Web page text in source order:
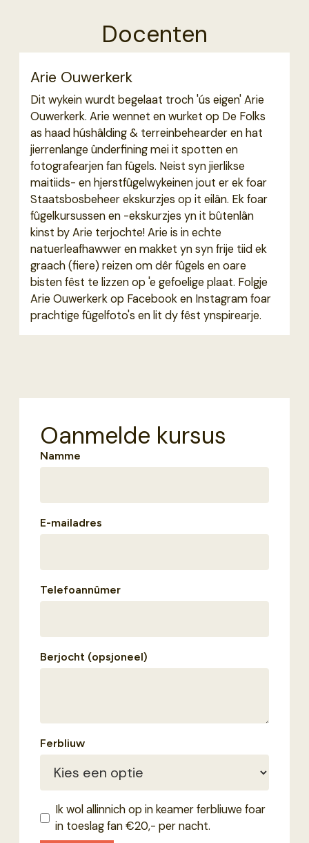
Docenten
Arie Ouwerkerk
Dit wykein wurdt begelaat troch 'ús eigen' Arie
Ouwerkerk. Arie wennet en wurket op De Folks
as haad húshâlding & terreinbehearder en hat
jierrenlange ûnderfining mei it spotten en
fotografearjen fan fûgels. Neist syn jierlikse
maitiids- en hjerstfûgelwykeinen jout er ek foar
Staatsbosbeheer ekskurzjes op it eilân. Ek foar
fûgelkursussen en -ekskurzjes yn it bûtenlân
kinst by Arie terjochte! Arie is in echte
natuerleafhawwer en makket yn syn frije tiid ek
graach (fiere) reizen om dêr fûgels en oare
bisten fêst te lizzen op 'e gefoelige plaat. Folgje
Arie Ouwerkerk op Facebook en Instagram foar
prachtige fûgelfoto's en lit dy fêst ynspirearje.
Oanmelde kursus
Namme
E-mailadres
Telefoannûmer
Berjocht (opsjoneel)
Ferbliuw
Ik wol allinnich op in keamer ferbliuwe foar
in toeslag fan €20,- per nacht.